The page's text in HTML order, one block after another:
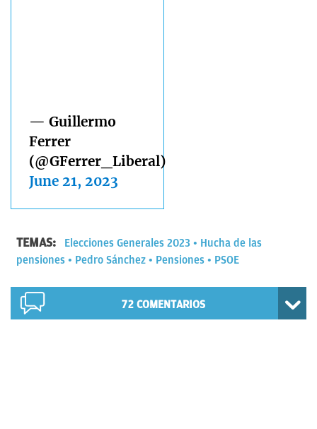
— Guillermo
Ferrer
(@GFerrer_Liberal)
June 21, 2023
TEMAS: Elecciones Generales 2023
Hucha de las
pensiones
Pedro Sánchez Pensiones PSOE
72 COMENTARIOS